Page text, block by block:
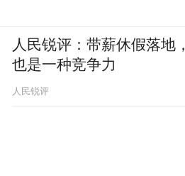
人民锐评：带薪休假落地，
也是一种竞争力
人民锐评